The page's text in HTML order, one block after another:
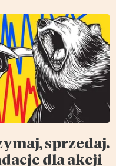
sprzedaj.
dla akcji